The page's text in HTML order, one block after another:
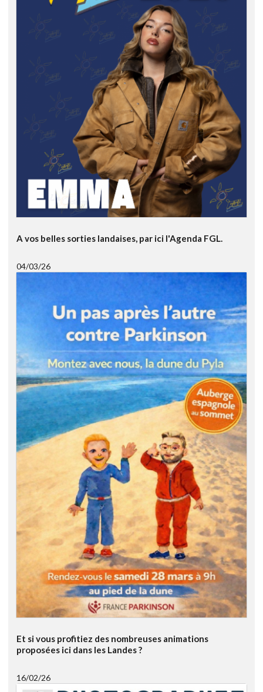
A vos belles sorties landaises, par ici l'Agenda FGL.
04/03/26
Et si vous profitiez des nombreuses animations
proposées ici dans les Landes ?
16/02/26